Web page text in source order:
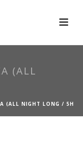
(ALL
(ALL NIGHT LONG / 5H